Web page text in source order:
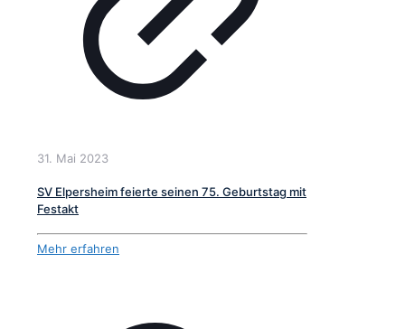
31. Mai 2023
SV Elpersheim feierte seinen 75. Geburtstag mit
Festakt
Mehr erfahren